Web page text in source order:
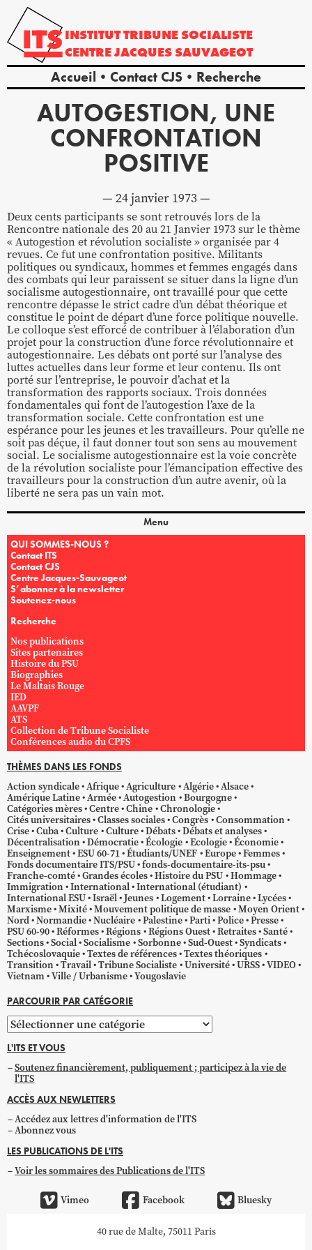
INSTITUTTRIBUNE SOCIALISTE
CENTREJACQUES SAUVAGEOT
Accueil Contact CJS Recherche
AUTOGESTION, UNE
CONFRONTATION
POSITIVE
24 janvier 1973
Deux cents participants se sont retrouvés lors de la
Rencontre nationale des 20 au 21 Janvier 1973 sur le thème
« Autogestion et révolution socialiste » organisée par 4
revues. Ce fut une confrontation positive. Militants
politiques ou syndicaux, hommes et femmes engagés dans
des combats qui leur paraissent se situer dans la ligne d’un
socialisme autogestionnaire, ont travaillé pour que cette
rencontre dépasse le strict cadre d’un débat théorique et
constitue le point de départ d’une force politique nouvelle.
Le colloque s’est efforcé de contribuer à l’élaboration d’un
projet pour la construction d’une force révolutionnaire et
autogestionnaire. Les débats ont porté sur l’analyse des
luttes actuelles dans leur forme et leur contenu. Ils ont
porté sur l’entreprise, le pouvoir d’achat et la
transformation des rapports sociaux. Trois données
fondamentales qui font de l’autogestion l’axe de la
transformation sociale. Cette confrontation est une
espérance pour les jeunes et les travailleurs. Pour qu’elle ne
soit pas déçue, il faut donner tout son sens au mouvement
social. Le socialisme autogestionnaire est la voie concrète
de la révolution socialiste pour l’émancipation effective des
travailleurs pour la construction d’un autre avenir, où la
liberté ne sera pas un vain mot.
Menu
QUI SOMMES-NOUS ?
Contact ITS
Contact CJS
Centre Jacques-Sauvageot
S’abonner à la newsletter
Soutenez-nous
Recherche
Nos publications
Sites partenaires
Histoire du PSU
Biographies
Le Maltais Rouge
IED
AAVPF
ATS
Collection de Tribune Socialiste
Conférences audio du CPFS
THÈMES DANS LES FONDS
Action syndicale Afrique Agriculture Algérie Alsace
Amérique Latine Armée Autogestion
Bourgogne
Catégories mères Centre Chine Chronologie
Cités universitaires Classes sociales Congrès Consommation
Crise Cuba Culture Culture Débats Débats et analyses
Décentralisation Démocratie Écologie Ecologie Économie
Enseignement ESU 60-71 Étudiants/UNEF Europe Femmes
Fonds documentaire ITS/PSU fonds-documentaire-its-psu
Franche-comté Grandes écoles Histoire du PSU Hommage
Immigration International International (étudiant)
International ESU Israël Jeunes Logement Lorraine Lycées
Marxisme Mixité Mouvement politique de masse Moyen Orient
Nord Normandie Nucléaire Palestine Parti Police Presse
PSU 60-90 Réformes Régions Régions Ouest Retraites Santé
Sections Social Socialisme Sorbonne Sud-Ouest Syndicats
Tchécoslovaquie Textes de références Textes théoriques
Transition Travail Tribune Socialiste Université URSS VIDEO
Vietnam Ville / Urbanisme Yougoslavie
PARCOURIR PAR CATÉGORIE
Parcourir
par
catégorie
L'ITS ET VOUS
Soutenez financièrement, publiquement ; participez à la vie de
l'ITS
ACCÈS AUX NEWLETTERS
Accédez aux lettres d'information de l'ITS
Abonnez vous
LES PUBLICATIONS DE L'ITS
Voir les sommaires des Publications de l'ITS
Vimeo Facebook Bluesky
40 rue de Malte, 75011 Paris